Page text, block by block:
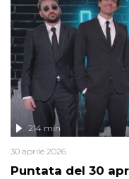
contesto globale rende
lontano.
Puntata del 30
214 min
30 aprile 2026